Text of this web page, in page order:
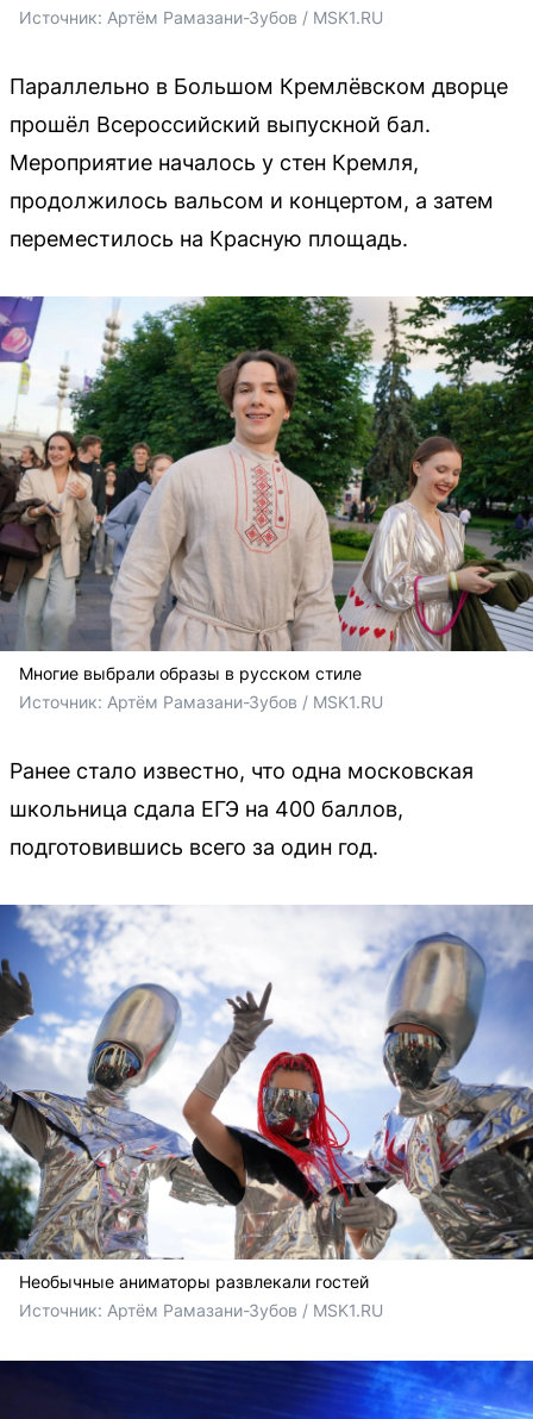
Источник: Артём Рамазани-Зубов / MSK1.RU
Параллельно в Большом Кремлёвском дворце
прошёл Всероссийский выпускной бал.
Мероприятие началось у стен Кремля,
продолжилось вальсом и концертом, а затем
переместилось на Красную площадь.
Многие выбрали образы в русском стиле
Источник: Артём Рамазани-Зубов / MSK1.RU
Ранее стало известно, что одна московская
школьница сдала ЕГЭ на 400 баллов,
подготовившись всего за один год.
Необычные аниматоры развлекали гостей
Источник: Артём Рамазани-Зубов / MSK1.RU